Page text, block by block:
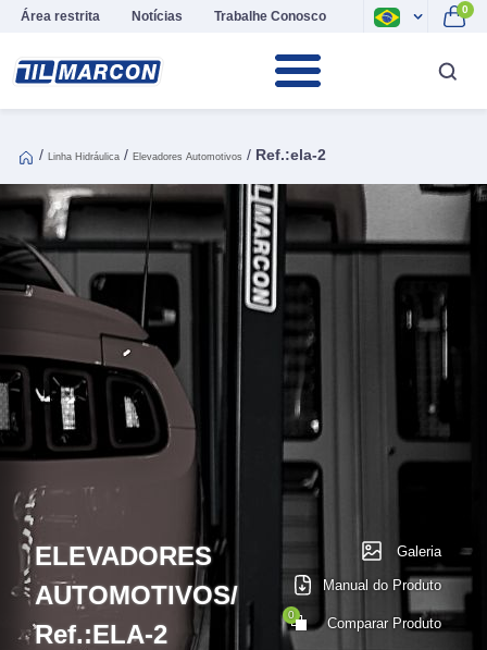
Área restrita Notícias Trabalhe Conosco 0
/ Linha Hidráulica / Elevadores Automotivos / Ref.:ela-2
ELEVADORES
AUTOMOTIVOS/
Ref.:ELA-2
Galeria
Manual do Produto
0 Comparar Produto